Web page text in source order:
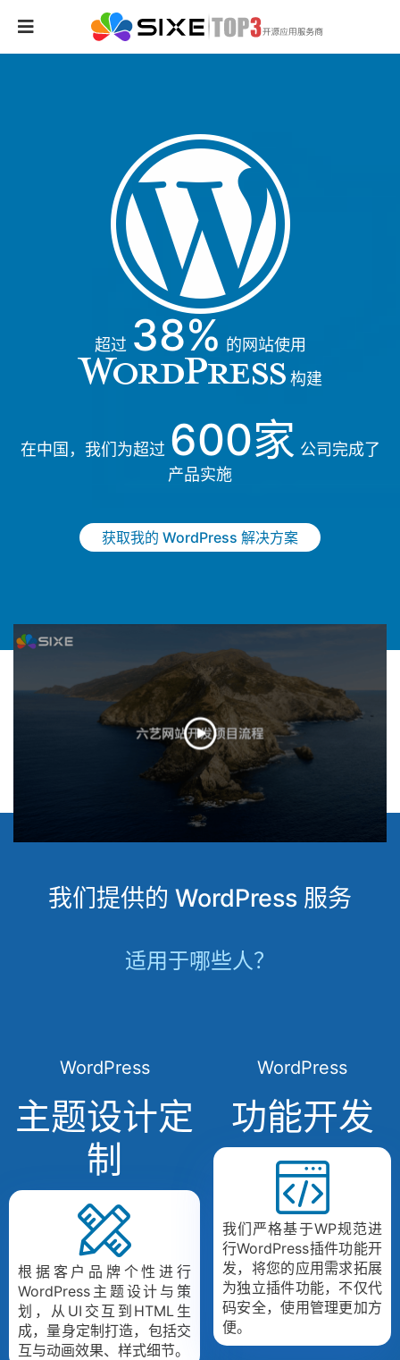
超过 38% 的网站使用
构建
在中国，我们为超过 600家 公司完成了
产品实施
获取我的 WordPress 解决方案
我们提供的 WordPress 服务
适用于哪些人？
WordPress
主题设计定
制
根据客户品牌个性进行
WordPress主题设计与策
划，从UI交互到HTML生
成，量身定制打造，包括交
互与动画效果、样式细节。
WordPress
功能开发
我们严格基于WP规范进
行WordPress插件功能开
发，将您的应用需求拓展
为独立插件功能，不仅代
码安全，使用管理更加方
便。